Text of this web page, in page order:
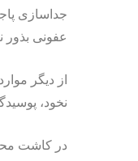
جداسازی
عفونی بذور
از دیگر
نخود،
در کاشت